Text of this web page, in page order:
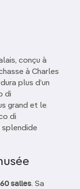
conçu à
à Charles
plus d’un
di
grand et le
di
splendide
salles. Sa